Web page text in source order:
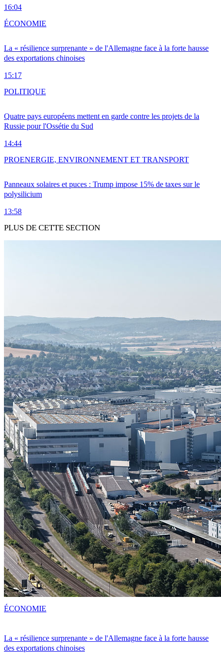
16:04
La « résilience surprenante » de l'Allemagne face à la forte hausse
des exportations chinoises
15:17
ÉCONOMIE
Quatre pays européens mettent en garde contre les projets de la
Russie pour l'Ossétie du Sud
14:44
POLITIQUE
Panneaux solaires et puces : Trump impose 15% de taxes sur le
polysilicium
13:58
PROENERGIE, ENVIRONNEMENT ET TRANSPORT
PLUS DE CETTE SECTION
La « résilience surprenante » de l'Allemagne face à la forte hausse
des exportations chinoises
ÉCONOMIE